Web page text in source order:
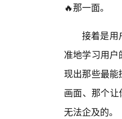
🔥那一面。
接着是用
准地学习用
现出那些最
画面、那个
无法企及的。